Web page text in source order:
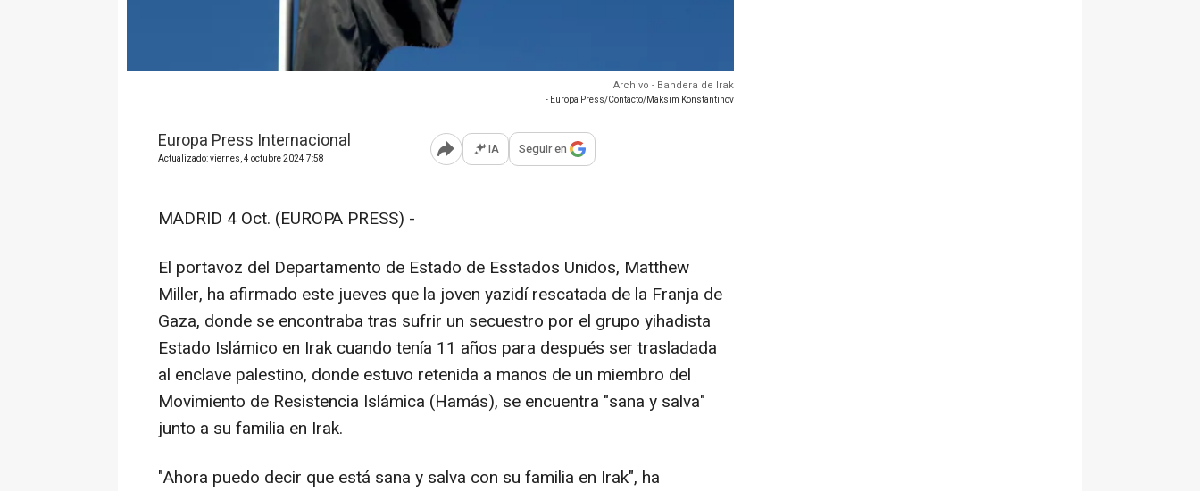
Archivo - Bandera de Irak
- Europa Press/Contacto/Maksim Konstantinov
Europa Press Internacional
Actualizado: viernes, 4 octubre 2024 7:58 Abrir opciones para compartir
IA Seguir en
MADRID 4 Oct. (EUROPA PRESS) -
El portavoz del Departamento de Estado de Esstados Unidos, Matthew
Miller, ha afirmado este jueves que la joven yazidí rescatada de la Franja de
Gaza, donde se encontraba tras sufrir un secuestro por el grupo yihadista
Estado Islámico en Irak cuando tenía 11 años para después ser trasladada
al enclave palestino, donde estuvo retenida a manos de un miembro del
Movimiento de Resistencia Islámica (Hamás), se encuentra "sana y salva"
junto a su familia en Irak.
"Ahora puedo decir que está sana y salva con su familia en Irak", ha